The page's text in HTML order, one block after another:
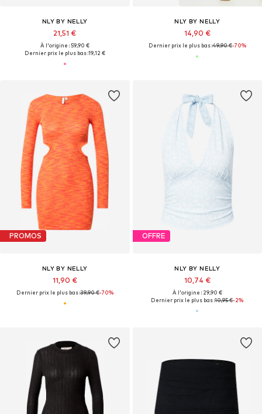
NLY BY NELLY
21,51 €
À l'origine : 59,90 €
Dernier prix le plus bas :19,12 €
NLY BY NELLY
14,90 €
Dernier prix le plus bas :49,90 €-70%
PROMOS
NLY BY NELLY
11,90 €
Dernier prix le plus bas :39,90 €-70%
OFFRE
NLY BY NELLY
10,74 €
À l'origine : 29,90 €
Dernier prix le plus bas :10,95 €-2%